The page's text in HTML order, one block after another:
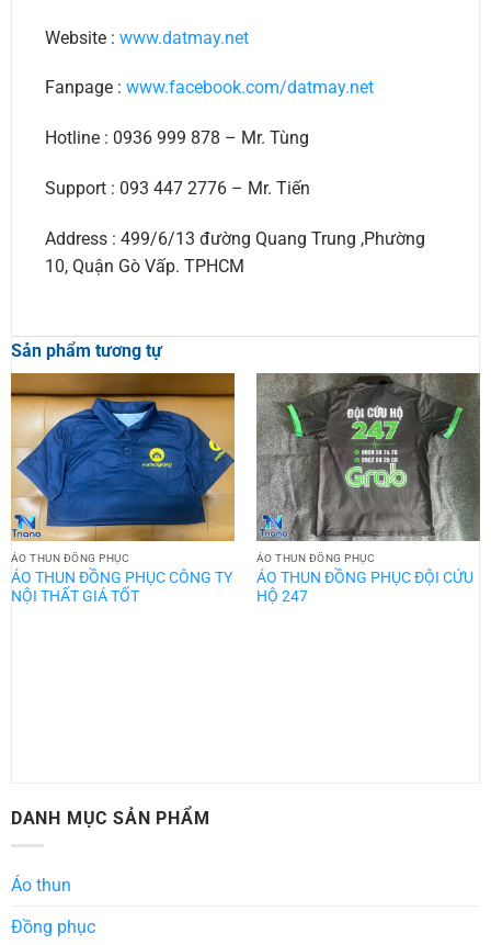
Website : www.datmay.net
Fanpage : www.facebook.com/datmay.net
Hotline : 0936 999 878 – Mr. Tùng
Support : 093 447 2776 – Mr. Tiến
Address : 499/6/13 đường Quang Trung ,Phường
10, Quận Gò Vấp. TPHCM
Sản phẩm tương tự
ÁO THUN ĐỒNG PHỤC
ÁO THUN ĐỒNG PHỤC CÔNG TY
NỘI THẤT GIÁ TỐT
ÁO THUN ĐỒNG PHỤC
ÁO THUN ĐỒNG PHỤC ĐỘI CỨU
HỘ 247
DANH MỤC SẢN PHẨM
Áo thun
Đồng phục